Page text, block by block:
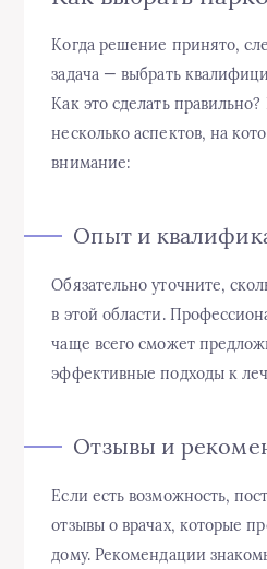
Когда решение принято,
задача — выбрать
Как это сделать
несколько аспектов, на
внимание:
Опыт и
Обязательно уточните,
в этой области.
чаще всего сможет
эффективные подходы к
Отзывы и
Если есть возможность,
отзывы о врачах, которые
дому. Рекомендации